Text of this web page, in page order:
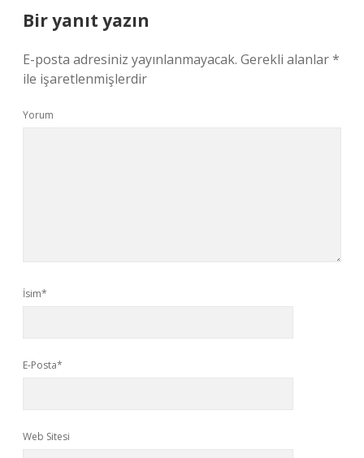
Bir yanıt yazın
E-posta adresiniz yayınlanmayacak. Gerekli alanlar*
ile işaretlenmişlerdir
Yorum
İsim*
E-Posta*
Web Sitesi